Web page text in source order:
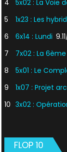
4
5x02 : La Voie
5
1x23 : Les
6
6x14 : Lundi
7
7x02 : La
8
5x01 : Le
9
1x07 : Projet
10 3x02 :
FLOP 10